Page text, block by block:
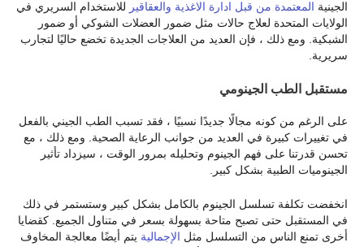
الجينية المعتمدة من قبل ادارة الاغذية والعقاقير للاستخدام السريري في
الولايات المتحدة لعلاج حالات مثل ضمور العضلات الشوكي أو ضمور
الشبكية. ومع ذلك ، فإن العديد من العلاجات الجديدة تخضع حاليًا لتجارب
سريرية.
مستقبل الطب الجينومي
على الرغم من كونه مجالًا جديدًا نسبيًا ، فقد تسبب الطب الجيني بالفعل
في تغييرات كبيرة في العديد من جوانب الرعاية الصحية. ومع ذلك ، مع
تحسن قدرتنا على فهم الجينوم وتحليله بمرور الوقت ، سيزداد تأثير
الجينوميات الطبية بشكل كبير.
انخفضت تكلفة تسلسل الجينوم بالكامل بشكل كبير وستستمر في ذلك
في المستقبل حتى تصبح متاحة بسهولة بسعر في متناول الجميع. كقضايا
أخرى تمنع الناس من التسلسل مثل الإجمالية يتم أيضًا معالجة المخاوف